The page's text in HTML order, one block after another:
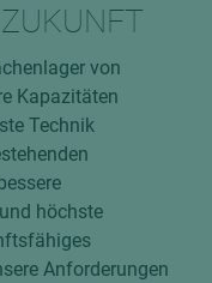
von
Kapazitäten
Technik
höchste
Anforderungen